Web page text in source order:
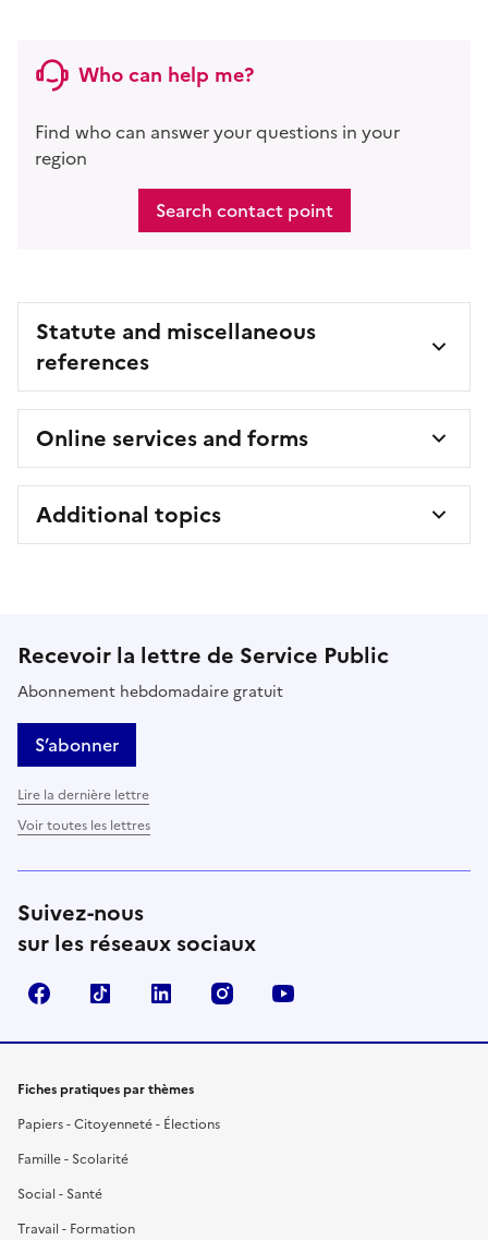
Who can help me?
Find who can answer your questions in your
region
Search contact point
Statute and miscellaneous
references
Online services and forms
Additional topics
Recevoir la lettre de Service Public
Abonnement hebdomadaire gratuit
S’abonner
Lire la dernière lettre
Voir toutes les lettres
Suivez-nous
sur les réseaux sociaux
FacebookTikTok LinkedIn Instagram
Fiches pratiques par thèmes
Papiers - Citoyenneté - Élections
Famille - Scolarité
Social - Santé
Travail - Formation